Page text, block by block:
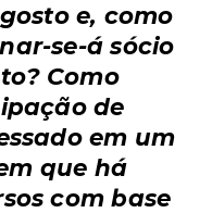
e, como
se-á sócio
Como
de
em um
que há
com base